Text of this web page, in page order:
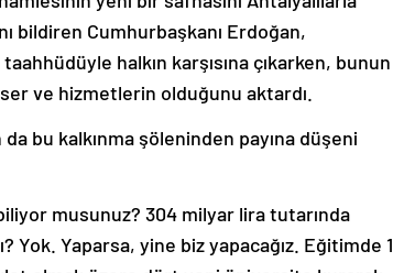
bildiren Cumhurbaşkanı Erdoğan,
halkın karşısına çıkarken, bunun
ve hizmetlerin olduğunu aktardı.
Yok. Yaparsa, yine biz yapacağız. Eğitimde 14
olmak üzere dört yeni üniversite kurarak